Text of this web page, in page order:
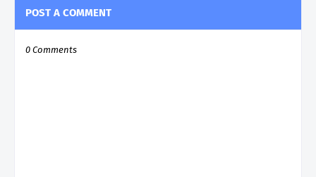
POST A COMMENT
0 Comments